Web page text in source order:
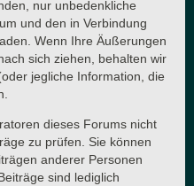
nur unbedenkliche
und den in Verbindung
Wenn Ihre Äußerungen
sich ziehen, behalten wir
jegliche Information, die
dieses Forums nicht
zu prüfen. Sie können
anderer Personen
sind lediglich